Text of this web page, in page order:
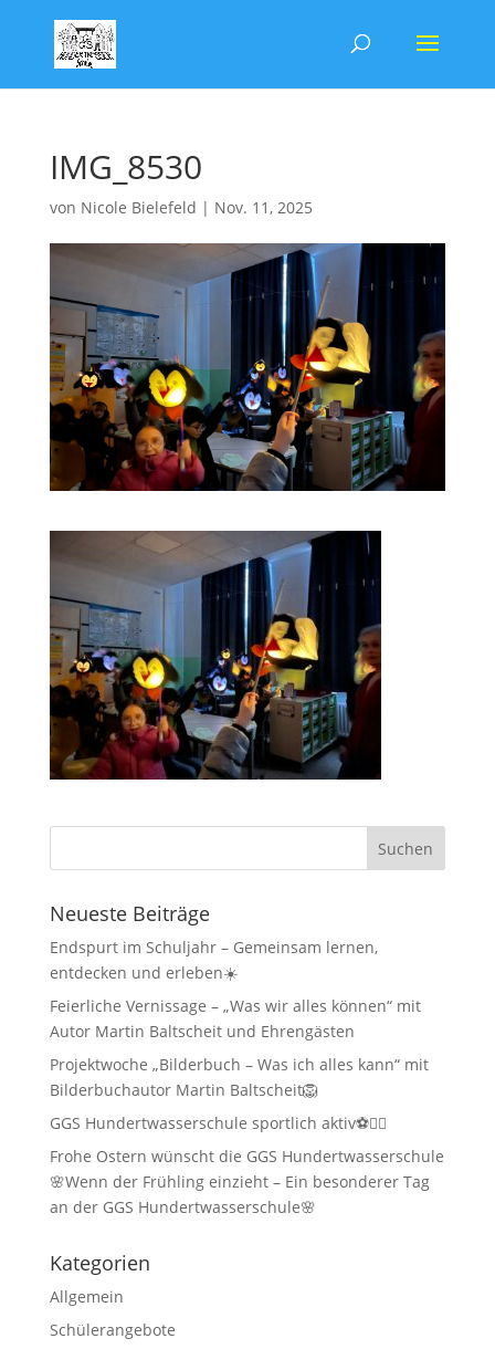
IMG_8530
von Nicole Bielefeld | Nov. 11, 2025
Neueste Beiträge
Endspurt im Schuljahr – Gemeinsam lernen,
entdecken und erleben☀️
Feierliche Vernissage – „Was wir alles können“ mit
Autor Martin Baltscheit und Ehrengästen
Projektwoche „Bilderbuch – Was ich alles kann“ mit
Bilderbuchautor Martin Baltscheit🦁
GGS Hundertwasserschule sportlich aktiv⚽🏃‍♂️
Frohe Ostern wünscht die GGS Hundertwasserschule
🌸Wenn der Frühling einzieht – Ein besonderer Tag
an der GGS Hundertwasserschule🌸
Kategorien
Allgemein
Schülerangebote